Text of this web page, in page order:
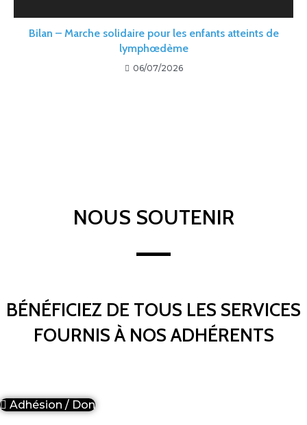
Bilan – Marche solidaire pour les enfants atteints de
lymphœdème
06/07/2026
NOUS SOUTENIR
BÉNÉFICIEZ DE TOUS LES SERVICES
FOURNIS À NOS ADHÉRENTS
Adhésion / Don